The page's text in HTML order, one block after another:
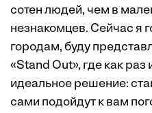
сотен людей, чем в
незнакомцев. Сейчас я
городам, буду
«Stand Out», где как раз
идеальное решение:
сами подойдут к вам